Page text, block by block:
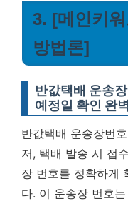
3. [메인키
방법론]
반값택배 운송
예정일 확인 완
반값택배 운송장번
저, 택배 발송 시 접
장 번호를 정확하게
다. 이 운송장 번호